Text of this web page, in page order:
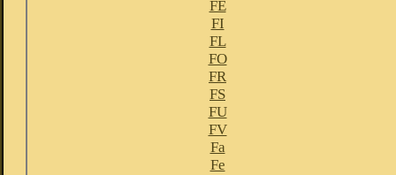
FE
FI
FL
FO
FR
FS
FU
FV
Fa
Fe